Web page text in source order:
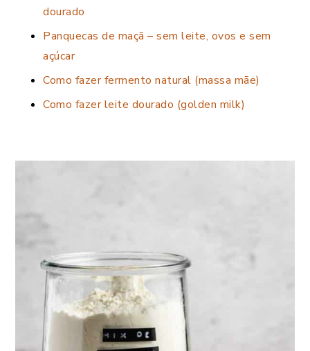
dourado
Panquecas de maçã – sem leite, ovos e sem
açúcar
Como fazer fermento natural (massa mãe)
Como fazer leite dourado (golden milk)